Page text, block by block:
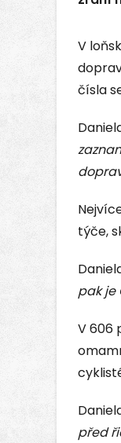
V
čísla
týče,
pak je
V 606
před